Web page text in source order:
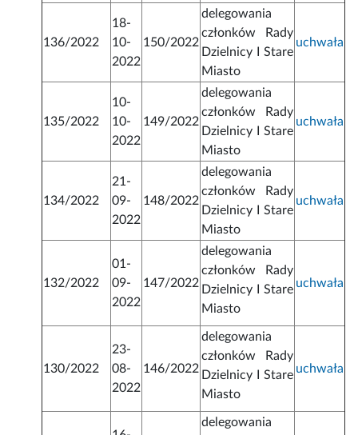
136/2022
18-
10-
2022
150/2022
delegowania
członków Rady
Dzielnicy I Stare
Miasto
uchwała
135/2022
10-
10-
2022
149/2022
delegowania
członków Rady
Dzielnicy I Stare
Miasto
uchwała
134/2022
21-
09-
2022
148/2022
delegowania
członków Rady
Dzielnicy I Stare
Miasto
uchwała
132/2022
01-
09-
2022
147/2022
delegowania
członków Rady
Dzielnicy I Stare
Miasto
uchwała
130/2022
23-
08-
2022
146/2022
delegowania
członków Rady
Dzielnicy I Stare
Miasto
uchwała
delegowania